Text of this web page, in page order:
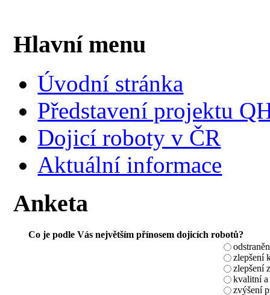
Hlavní menu
Úvodní stránka
Představení projektu
Dojicí roboty v ČR
Aktuální informace
Anketa
Co je podle Vás největším přínosem dojicích robotů?
zlepšení
zlepšení
kvalitní a
zvýšení